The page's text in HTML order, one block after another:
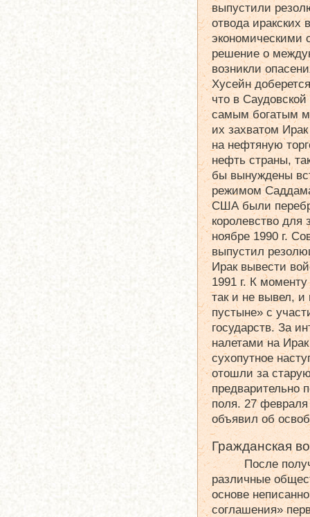
выпустили
отвода иракских
экономическими
решение о
возникли
Хусейн
что в
самым богатым
их захватом
на нефтяную
нефть страны,
бы вынуждены
режимом
США были
королевство
ноябре 1990 г.
выпустил
Ирак вывести
1991 г. К
так и не вывел, и
пустыне» с
государств. За
налетами на
сухопутное
отошли за
предварительно
поля. 27
объявил об
Гражданская
После
различные
основе
соглашения»